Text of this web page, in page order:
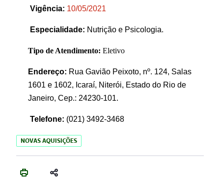
Vigência: 10/05/2021
Especialidade: Nutrição e Psicologia.
Tipo de Atendimento: Eletivo
Endereço: Rua Gavião Peixoto, nº. 124, Salas
1601 e 1602, Icaraí, Niterói, Estado do Rio de
Janeiro, Cep.: 24230-101.
Telefone: (021) 3492-3468
NOVAS AQUISIÇÕES